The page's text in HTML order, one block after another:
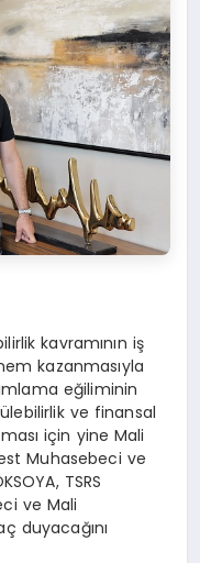
kavramının iş
kazanmasıyla
eğiliminin
ve finansal
için yine Mali
Muhasebeci ve
TSRS
ve Mali
duyacağını